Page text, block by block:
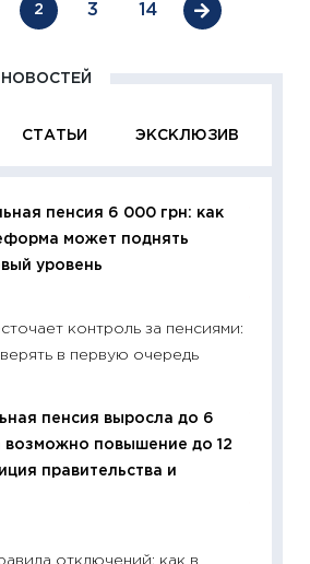
2 3 14
СТАТЬИ ЭКСКЛЮЗИВ
пенсия 6 000 грн: как
может поднять
уровень
контроль за пенсиями:
в первую очередь
пенсия выросла до 6
возможно повышение до 12
правительства и
отключений: как в